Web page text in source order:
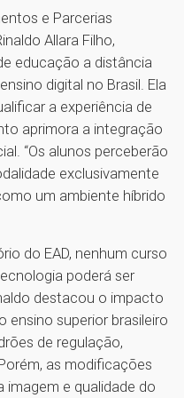
e Parcerias
Allara Filho,
educação a distância
digital no Brasil. Ela
a experiência de
aprimora a integração
“Os alunos perceberão
exclusivamente
um ambiente híbrido
do EAD, nenhum curso
poderá ser
destacou o impacto
ensino superior brasileiro
de regulação,
as modificações
e qualidade do